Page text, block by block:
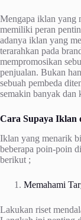
Mengapa iklan yang
memiliki peran
adanya iklan yang
terarahkan pada
mempromosikan
penjualan. Bukan
sebuah pembeda
semakin banyak dan
Cara Supaya Iklan
Iklan yang menarik
beberapa poin-poin
berikut ;
Memahami
Lakukan riset